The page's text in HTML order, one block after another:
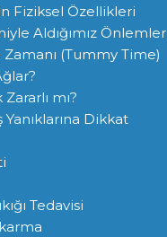
Fiziksel Özellikleri
Aldığımız Önlemler
(Tummy Time)
mı?
Dikkat
Tedavisi